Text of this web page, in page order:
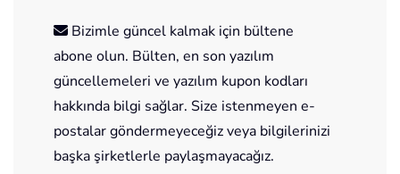
Bizimle güncel kalmak için bültene
abone olun. Bülten, en son yazılım
güncellemeleri ve yazılım kupon kodları
hakkında bilgi sağlar. Size istenmeyen e-
postalar göndermeyeceğiz veya bilgilerinizi
başka şirketlerle paylaşmayacağız.